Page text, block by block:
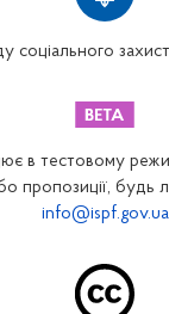
соціального
в тестовому
пропозиції, будь
info@ispf.gov.ua